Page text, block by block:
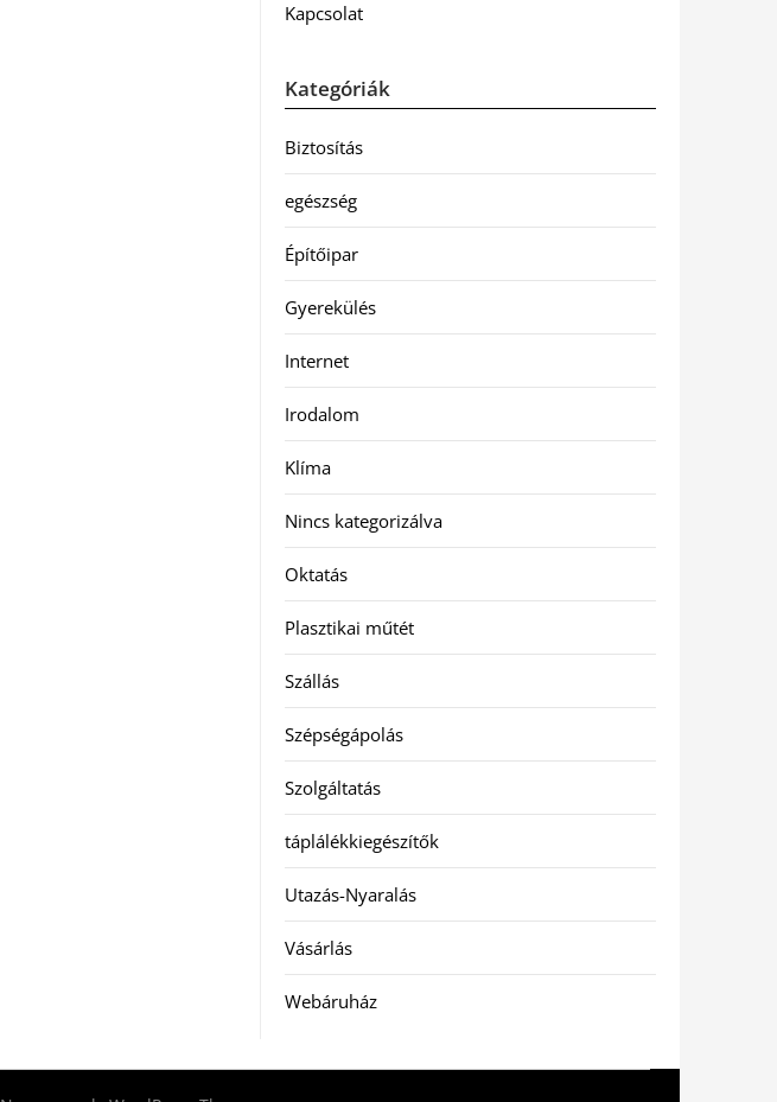
Kapcsolat
Kategóriák
Biztosítás
egészség
Építőipar
Gyerekülés
Internet
Irodalom
Klíma
Nincs kategorizálva
Oktatás
Plasztikai műtét
Szállás
Szépségápolás
Szolgáltatás
táplálékkiegészítők
Utazás-Nyaralás
Vásárlás
Webáruház